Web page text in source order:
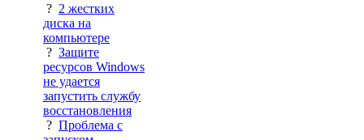
? 2 жестких
диска на
компьютере
? Защите
ресурсов Windows
не удается
запустить службу
восстановления
? Проблема с